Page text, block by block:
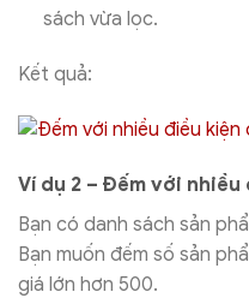
sách vừa lọc.
Kết quả:
Ví dụ 2 – Đếm với
Bạn có danh sách sản
Bạn muốn đếm số sản
giá lớn hơn 500.